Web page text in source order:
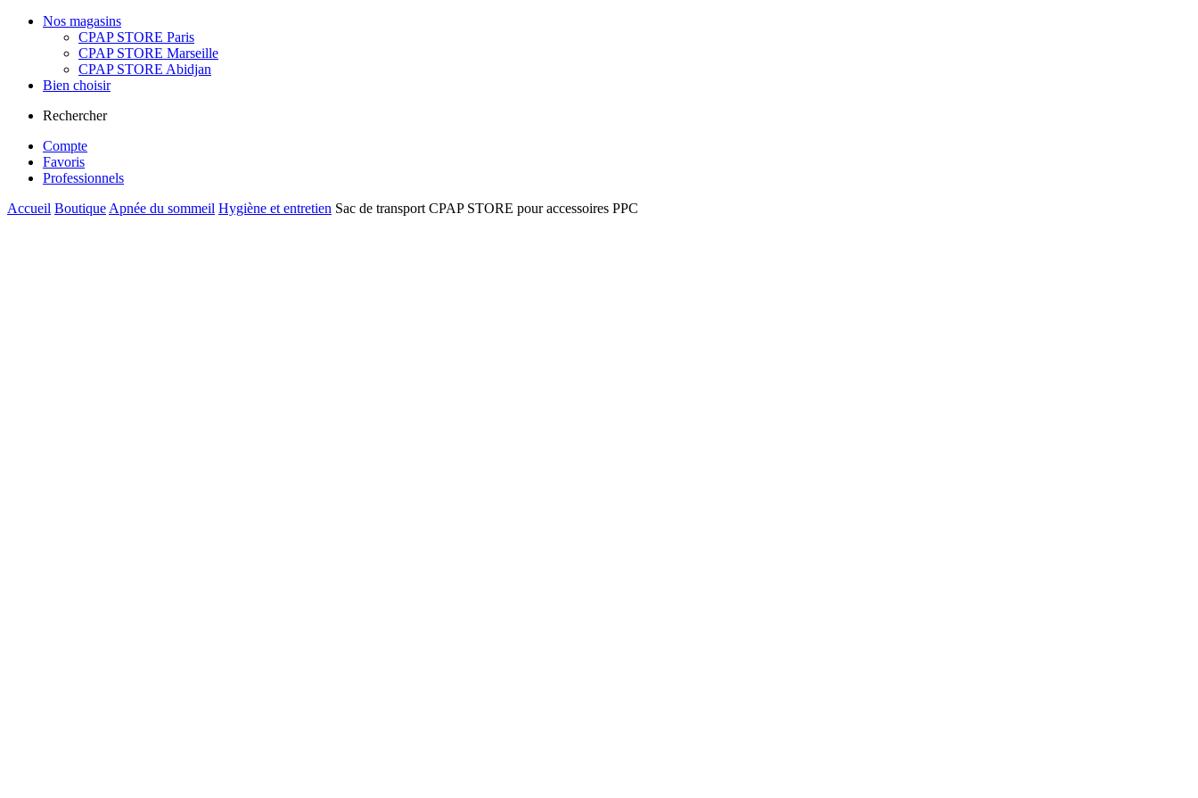
Nos magasins
CPAP STORE Paris
CPAP STORE Marseille
CPAP STORE Abidjan
Bien choisir
Rechercher
Compte
Favoris
Professionnels
Accueil BoutiqueApnée du sommeil Hygiène et entretien Sac de transport CPAP STORE pour accessoires PPC